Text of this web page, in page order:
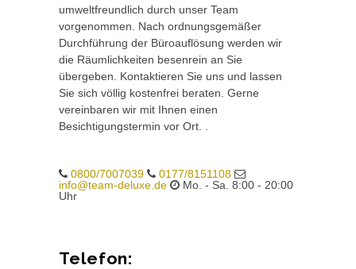
umweltfreundlich durch unser Team
vorgenommen. Nach ordnungsgemäßer
Durchführung der Büroauflösung werden wir
die Räumlichkeiten besenrein an Sie
übergeben. Kontaktieren Sie uns und lassen
Sie sich völlig kostenfrei beraten. Gerne
vereinbaren wir mit Ihnen einen
Besichtigungstermin vor Ort. .
0800/7007039
0177/8151108
info@team-deluxe.de
Mo. - Sa. 8:00 - 20:00
Uhr
Telefon: